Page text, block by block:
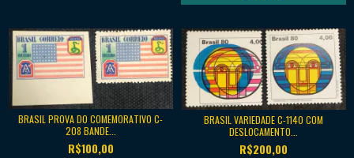
BRASIL PROVA DO COMEMORATIVO C-
208 BANDE...
R$100,00
BRASIL VARIEDADE C-1140 COM
DESLOCAMENTO...
R$200,00